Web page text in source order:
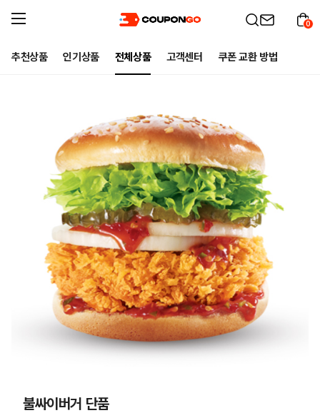
추천상품 인기상품 전체상품 고객센터 쿠폰 교환 방법
0
불싸이버거 단품